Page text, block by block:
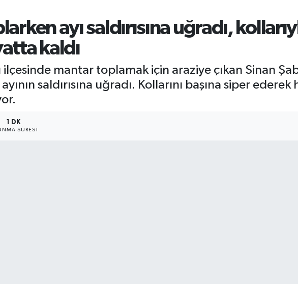
ayı saldırısına uğradı,
kaldı
ilçesinde mantar toplamak için araziye çıkan Sinan
ayının saldırısına uğradı. Kollarını başına siper
1 DK
SÜRESI